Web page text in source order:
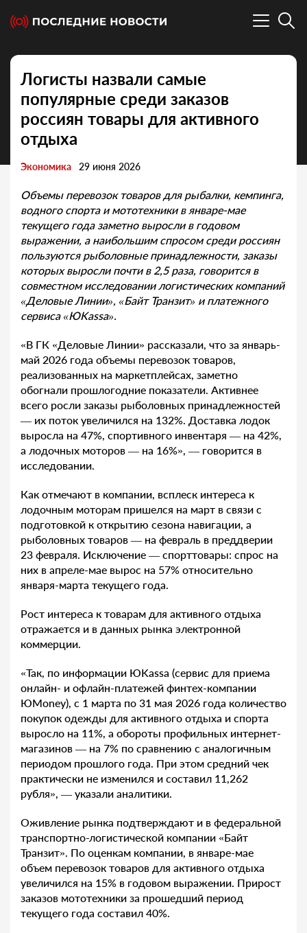
Логисты назвали самые
популярные среди заказов
россиян товары для активного
отдыха
Экономика 29 июня 2026
Объемы перевозок товаров для рыбалки, кемпинга,
водного спорта и мототехники в январе-мае
текущего года заметно выросли в годовом
выражении, а наибольшим спросом среди россиян
пользуются рыболовные принадлежности, заказы
которых выросли почти в 2,5 раза, говорится в
совместном исследовании логистических компаний
«Деловые Линии», «Байт Транзит» и платежного
сервиса «ЮKassa».
«В ГК «Деловые Линии» рассказали, что за январь-
май 2026 года объемы перевозок товаров,
реализованных на маркетплейсах, заметно
обогнали прошлогодние показатели. Активнее
всего росли заказы рыболовных принадлежностей
— их поток увеличился на 132%. Доставка лодок
выросла на 47%, спортивного инвентаря — на 42%,
а лодочных моторов — на 16%», — говорится в
исследовании.
Как отмечают в компании, всплеск интереса к
лодочным моторам пришелся на март в связи с
подготовкой к открытию сезона навигации, а
рыболовных товаров — на февраль в преддверии
23 февраля. Исключение — спорттовары: спрос на
них в апреле-мае вырос на 57% относительно
января-марта текущего года.
Рост интереса к товарам для активного отдыха
отражается и в данных рынка электронной
коммерции.
«Так, по информации ЮKassa (сервис для приема
онлайн- и офлайн-платежей финтех-компании
ЮMoney), с 1 марта по 31 мая 2026 года количество
покупок одежды для активного отдыха и спорта
выросло на 11%, а обороты профильных интернет-
магазинов — на 7% по сравнению с аналогичным
периодом прошлого года. При этом средний чек
практически не изменился и составил 11,262
рубля», — указали аналитики.
Оживление рынка подтверждают и в федеральной
транспортно-логистической компании «Байт
Транзит». По оценкам компании, в январе-мае
объем перевозок товаров для активного отдыха
увеличился на 15% в годовом выражении. Прирост
заказов мототехники за прошедший период
текущего года составил 40%.